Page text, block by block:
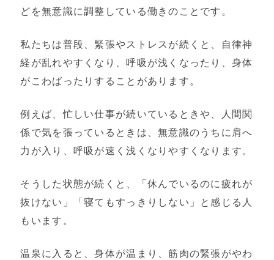
どを無意識に調整している働きのことです。
私たちは普段、緊張やストレスが続くと、自律神
経が乱れやすくなり、呼吸が浅くなったり、身体
がこわばったりすることがあります。
例えば、忙しい仕事が続いているときや、人間関
係で気を張っているときは、無意識のうちに肩へ
力が入り、呼吸が速く浅くなりやすくなります。
そうした状態が続くと、「休んでいるのに疲れが
抜けない」「寝てもすっきりしない」と感じる人
もいます。
温泉に入ると、身体が温まり、筋肉の緊張がやわ